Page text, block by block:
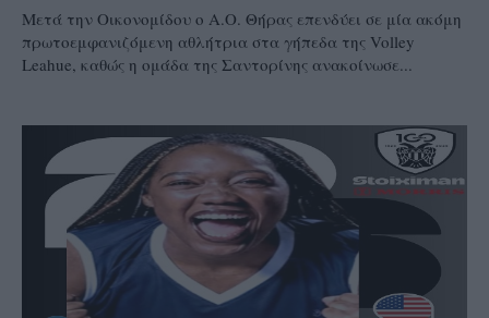
Μετά την Οικονομίδου ο Α.Ο. Θήρας επενδύει σε μία ακόμη
πρωτοεμφανιζόμενη αθλήτρια στα γήπεδα της Volley
Leahue, καθώς η ομάδα της Σαντορίνης ανακοίνωσε...